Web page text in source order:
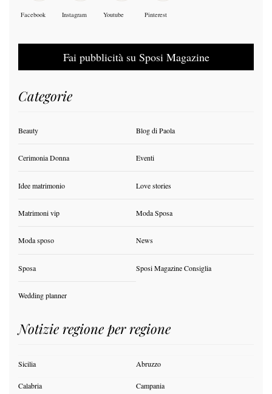
Facebook Instagram Youtube Pinterest
Fai pubblicità su Sposi Magazine
Categorie
Beauty Blog di Paola
Cerimonia Donna Eventi
Idee matrimonio Love stories
Matrimoni vip Moda Sposa
Moda sposo News
Sposa Sposi Magazine Consiglia
Wedding planner
Notizie regione per regione
Sicilia Abruzzo
Calabria Campania